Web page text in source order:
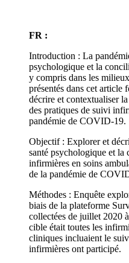
FR :
Introduction : La
psychologique et la
y compris dans les
présentés dans cet article
décrire et contextualiser
des pratiques de suivi
pandémie de COVID-19.
Objectif : Explorer et
santé psychologique et
infirmières en soins
de la pandémie de
Méthodes : Enquête
biais de la plateforme
collectées de juillet 2020
cible était toutes les
cliniques incluaient le
infirmières ont participé.